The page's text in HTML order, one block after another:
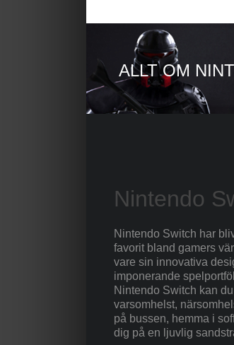
ALLT OM
Nintendo
Nintendo Switch har
favorit bland gamers
vare sin innovativa
imponerande
Nintendo Switch kan
varsomhelst,
på bussen, hemma i
dig på en ljuvlig